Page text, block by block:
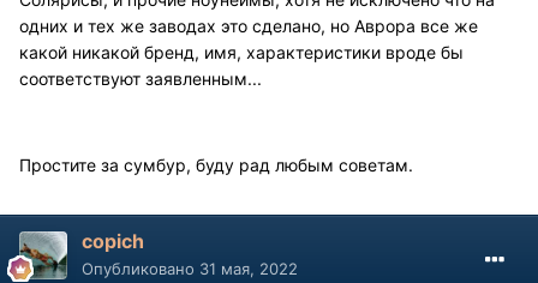
одних и тех же заводах это сделано, но Аврора все же
какой никакой бренд, имя, характеристики вроде бы
соответствуют заявленным...
Простите за сумбур, буду рад любым советам.
copich
Опубликовано 31 мая, 2022